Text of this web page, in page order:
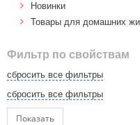
Новинки
Товары для домашних
Фильтр по свойствам
сбросить все фильтры
сбросить все фильтры
Показать